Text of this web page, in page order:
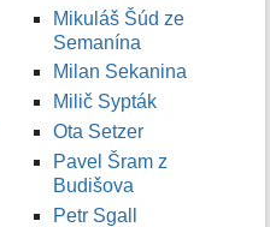
Mikuláš Šúd ze
Semanína
Milan Sekanina
Milič Sypták
Ota Setzer
Pavel Šram z
Budišova
Petr Sgall